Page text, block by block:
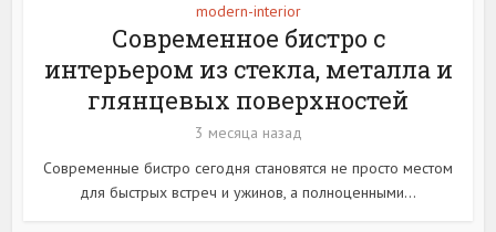
modern-interior
Современное бистро с
интерьером из стекла, металла и
глянцевых поверхностей
3 месяца назад
Современные бистро сегодня становятся не просто местом
для быстрых встреч и ужинов, а полноценными...